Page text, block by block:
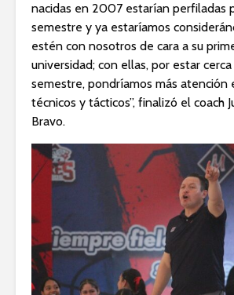
nacidas en 2007 estarían perfiladas
semestre y ya estaríamos
estén con nosotros de cara a su
universidad; con ellas, por estar
semestre, pondríamos más atención
técnicos y tácticos”, finalizó el coach
Bravo.